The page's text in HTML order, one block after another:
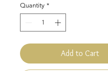
Quantity *
Add to Cart